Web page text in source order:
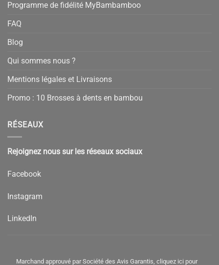
Programme de fidélité MyBambamboo
FAQ
Blog
Qui sommes nous ?
Mentions légales et Livraisons
Promo : 10 Brosses à dents en bambou
RÉSEAUX
Rejoignez nous sur les réseaux sociaux
Facebook
Instagram
LinkedIn
Marchand approuvé par Société des Avis Garantis, cliquez ici pour